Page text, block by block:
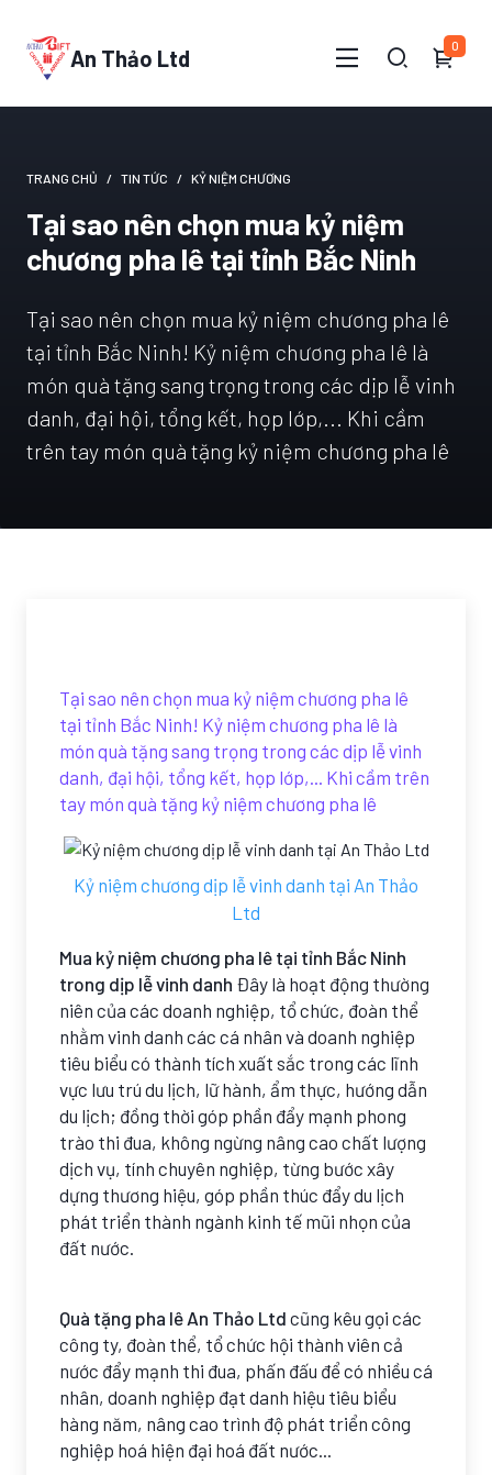
An Thảo Ltd 0
TRANG CHỦ TIN TỨC KỶ NIỆM CHƯƠNG
Tại sao nên chọn mua kỷ niệm
chương pha lê tại tỉnh Bắc Ninh
Tại sao nên chọn mua kỷ niệm chương pha lê
tại tỉnh Bắc Ninh! Kỷ niệm chương pha lê là
món quà tặng sang trọng trong các dịp lễ vinh
danh, đại hội, tổng kết, họp lớp,... Khi cầm
trên tay món quà tặng kỷ niệm chương pha lê
Tại sao nên chọn mua kỷ niệm chương pha lê
tại tỉnh Bắc Ninh! Kỷ niệm chương pha lê là
món quà tặng sang trọng trong các dịp lễ vinh
danh, đại hội, tổng kết, họp lớp,... Khi cầm trên
tay món quà tặng kỷ niệm chương pha lê
Kỷ niệm chương dịp lễ vinh danh tại An Thảo
Ltd
Mua kỷ niệm chương pha lê tại tỉnh Bắc Ninh
trong dịp lễ vinh danh Đây là hoạt động thường
niên của các doanh nghiệp, tổ chức, đoàn thể
nhằm vinh danh các cá nhân và doanh nghiệp
tiêu biểu có thành tích xuất sắc trong các lĩnh
vực lưu trú du lịch, lữ hành, ẩm thực, hướng dẫn
du lịch; đồng thời góp phần đẩy mạnh phong
trào thi đua, không ngừng nâng cao chất lượng
dịch vụ, tính chuyên nghiệp, từng bước xây
dựng thương hiệu, góp phần thúc đẩy du lịch
phát triển thành ngành kinh tế mũi nhọn của
đất nước.
Quà tặng pha lê An Thảo Ltd cũng kêu gọi các
công ty, đoàn thể, tổ chức hội thành viên cả
nước đẩy mạnh thi đua, phấn đấu để có nhiều cá
nhân, doanh nghiệp đạt danh hiệu tiêu biểu
hàng năm, nâng cao trình độ phát triển công
nghiệp hoá hiện đại hoá đất nước...